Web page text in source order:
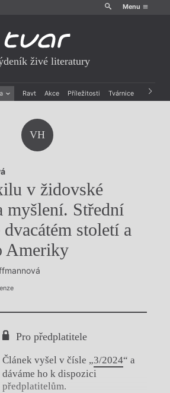
Menu
živé literatury
Ravt Akce Příležitosti Tvárnice Archiv
VH
v židovské
myšlení. Střední
století a
Ameriky
Pro předplatitele
Článek vyšel v čísle „3/2024“ a
dáváme ho k dispozici
předplatitelům.